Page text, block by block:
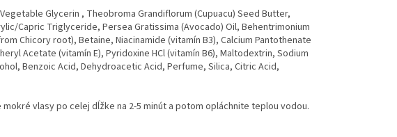
Glycerin , Theobroma Grandiflorum (Cupuacu) Seed Butter,
Capric Triglyceride, Persea Gratissima (Avocado) Oil, Behentrimonium
Chicory root), Betaine, Niacinamide (vitamín В3), Calcium Pantothenate
Acetate (vitamín Е), Pyridoxine HCl (vitamín В6), Maltodextrin, Sodium
Benzoic Acid, Dehydroacetic Acid, Perfume, Silica, Citric Acid,
vlasy po celej dĺžke na 2-5 minút a potom opláchnite teplou vodou.